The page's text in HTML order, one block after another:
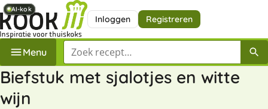
Inloggen Registreren
Menu Zoek een recept
Biefstuk met sjalotjes en witte
wijn
AI-kok
AI-kok
AI-kok
AI-kok
AI-kok